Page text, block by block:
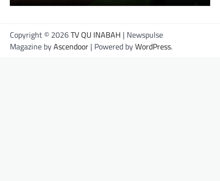
Copyright © 2026TV QU INABAH | Newspulse
Magazine byAscendoor | Powered byWordPress.